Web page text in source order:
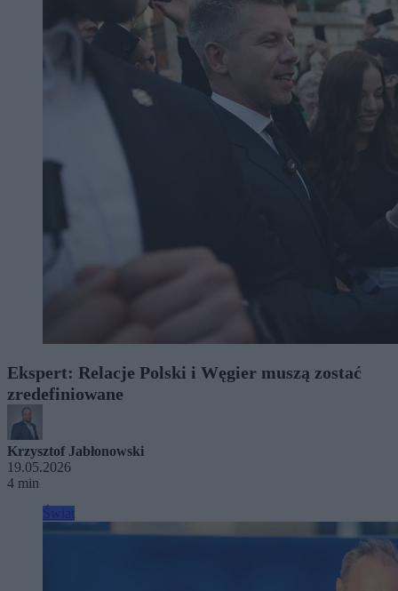
Ekspert: Relacje Polski i Węgier muszą zostać
zredefiniowane
Krzysztof Jabłonowski
19.05.2026
4 min